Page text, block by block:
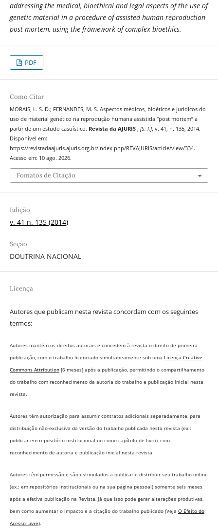
addressing the medical, bioethical and legal aspects of the use of
genetic material in a procedure of assisted human reproduction
post mortem, using the framework of complex bioethics.
PDF
Como Citar
MORAIS, L. S. D.; FERNANDES, M. S. Aspectos médicos, bioéticos e jurídicos do
uso de material genético na reprodução humana assistida “post mortem” a
partir de um estudo casuístico. Revista da AJURIS , [S. l.], v. 41, n. 135, 2014.
Disponível em:
https://revistadaajuris.ajuris.org.br/index.php/REVAJURIS/article/view/334.
Acesso em: 10 ago. 2026.
Fomatos de Citação
Edição
v. 41 n. 135 (2014)
Seção
DOUTRINA NACIONAL
Licença
Autores que publicam nesta revista concordam com os seguintes
termos:
Autores mantém os direitos autorais e concedem à revista o direito de primeira
publicação, com o trabalho licenciado simultaneamente sob uma Licença Creative
Commons Attribution[6 meses] após a publicação, permitindo o compartilhamento
do trabalho com reconhecimento da autoria do trabalho e publicação inicial nesta
revista.
Autores têm autorização para assumir contratos adicionais separadamente, para
distribuição não-exclusiva da versão do trabalho publicada nesta revista (ex.:
publicar em repositório institucional ou como capítulo de livro), com
reconhecimento de autoria e publicação inicial nesta revista.
Autores têm permissão e são estimulados a publicar e distribuir seu trabalho online
(ex.: em repositórios institucionais ou na sua página pessoal) somente seis meses
após a efetiva publicação na Revista, já que isso pode gerar alterações produtivas,
bem como aumentar o impacto e a citação do trabalho publicado (Veja O Efeito do
Acesso Livre).